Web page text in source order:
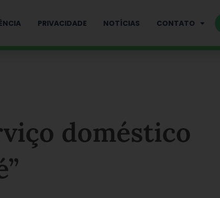
PRIVACIDADE NOTÍCIAS CONTATO
doméstico